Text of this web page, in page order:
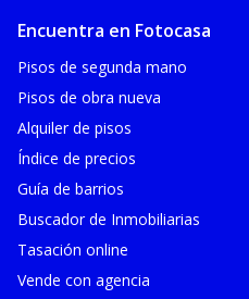
Encuentra en Fotocasa
Pisos de segunda mano
Pisos de obra nueva
Alquiler de pisos
Índice de precios
Guía de barrios
Buscador de Inmobiliarias
Tasación online
Vende con agencia